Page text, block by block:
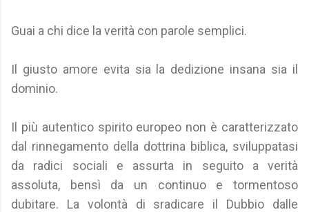
Guai a chi dice la verità con parole semplici.
Il giusto amore evita sia la dedizione insana sia il
dominio.
Il più autentico spirito europeo non è caratterizzato
dal rinnegamento della dottrina biblica, sviluppatasi
da radici sociali e assurta in seguito a verità
assoluta, bensì da un continuo e tormentoso
dubitare. La volontà di sradicare il Dubbio dalle